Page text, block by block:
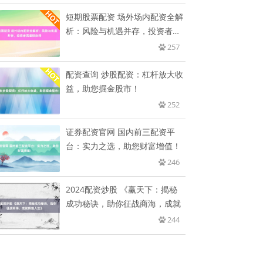
短期股票配资 场外场内配资全解
析：风险与机遇并存，投资者需
257
配资查询 炒股配资：杠杆放大收
益，助您掘金股市！
252
证券配资官网 国内前三配资平
台：实力之选，助您财富增值！
246
2024配资炒股 《赢天下：揭秘
成功秘诀，助你征战商海，成就
244